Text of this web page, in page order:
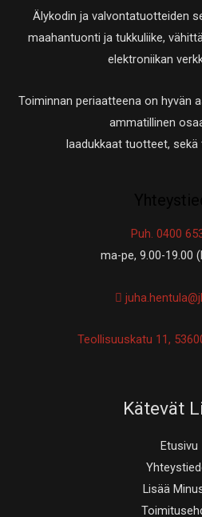
Älykodin ja valvontatuotteiden
maahantuonti ja tukkuliike,
elektroniikan
Toiminnan periaatteena on hyvän
ammatillinen
laadukkaat tuotteet,
Puh. 0400
ma-pe, 9.00-19.00
Teollisuuskatu 11,
Kätevät
Etusivu
Lisää